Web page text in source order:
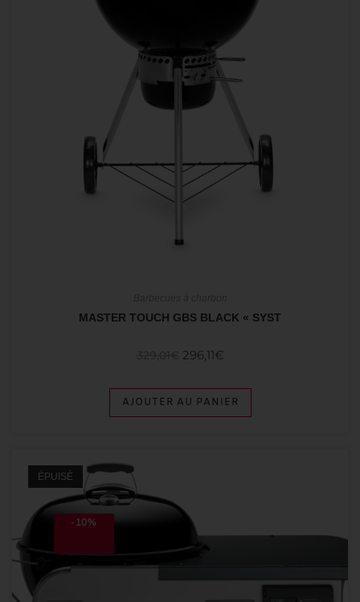
MASTER TOUCH GBS BLACK « SYST
296,11€
AJOUTER AU PANIER
ÉPUISÉ
-10%